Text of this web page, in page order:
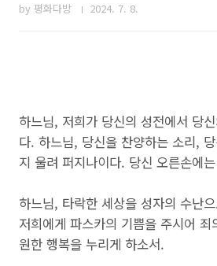
by 평화다방 2024. 7. 8.
하느님, 저희가 당신의 성전에서 당
다. 하느님, 당신을 찬양하는 소리,
지 울려 퍼지나이다. 당신 오른손에
하느님, 타락한 세상을 성자의 수난
저희에게 파스카의 기쁨을 주시어 죄
원한 행복을 누리게 하소서.